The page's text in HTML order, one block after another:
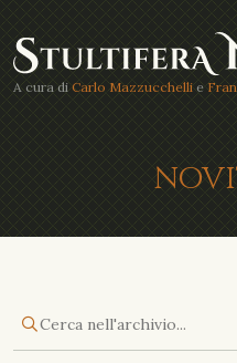
A cura di Carlo Mazzucchelli e